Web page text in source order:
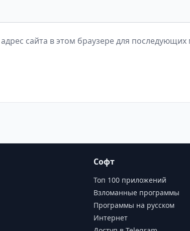
сайта в этом браузере для
Софт
Топ 100 приложений
Взломанные программы
Программы на русском
Интернет